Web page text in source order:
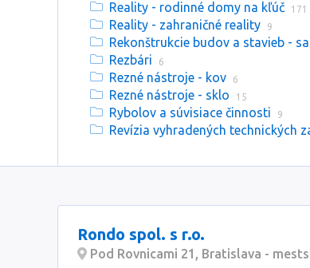
Reality - rodinné domy na kľúč
171
Reality - zahraničné reality
9
Rekonštrukcie budov a stavieb -
Rezbári
6
Rezné nástroje - kov
6
Rezné nástroje - sklo
15
Rybolov a súvisiace činnosti
9
Revízia vyhradených technických
Rondo spol. s r.o.
Pod Rovnicami 21, Bratislava -